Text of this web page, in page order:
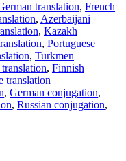
translation, French
, Azerbaijani
, Kazakh
, Portuguese
, Turkmen
, Finnish
translation
, German conjugation,
, Russian conjugation,